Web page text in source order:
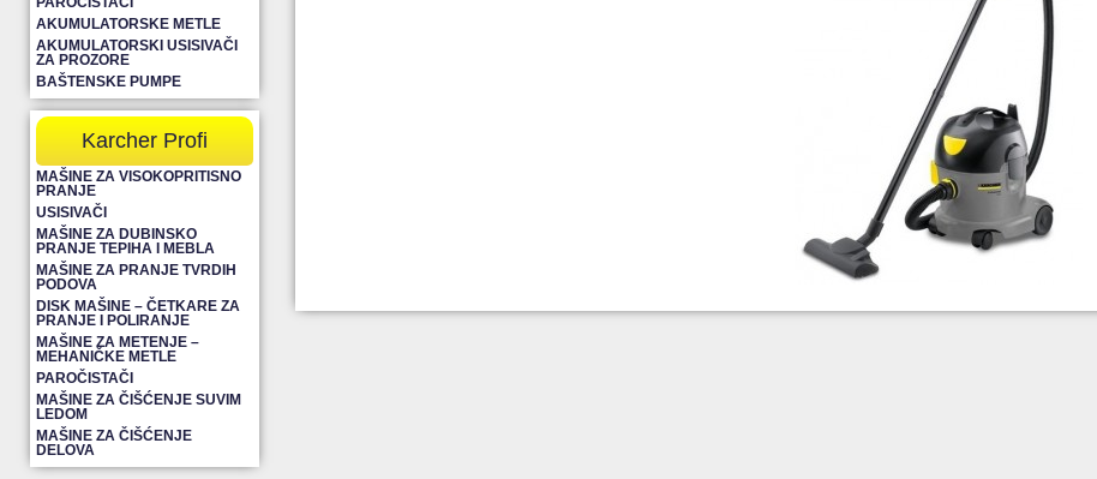
AKUMULATORSKE METLE
AKUMULATORSKI USISIVAČI
ZA PROZORE
BAŠTENSKE PUMPE
Karcher Profi
MAŠINE ZA VISOKOPRITISNO
PRANJE
USISIVAČI
MAŠINE ZA DUBINSKO
PRANJE TEPIHA I MEBLA
MAŠINE ZA PRANJE TVRDIH
PODOVA
DISK MAŠINE – ČETKARE ZA
PRANJE I POLIRANJE
MAŠINE ZA METENJE –
MEHANIČKE METLE
PAROČISTAČI
MAŠINE ZA ČIŠĆENJE SUVIM
LEDOM
MAŠINE ZA ČIŠĆENJE
DELOVA